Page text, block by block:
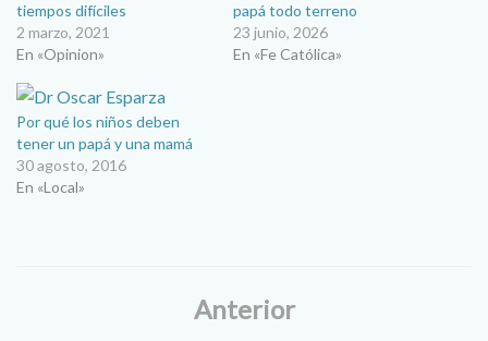
tiempos difíciles
2 marzo, 2021
En «Opinion»
papá todo terreno
23 junio, 2026
En «Fe Católica»
Por qué los niños deben
tener un papá y una mamá
30 agosto, 2016
En «Local»
Anterior